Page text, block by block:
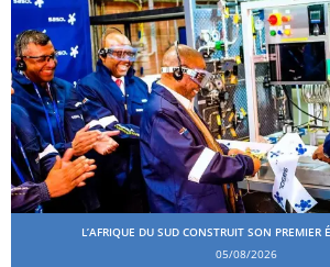
L’AFRIQUE DU SUD CONSTRUIT SON PREMIER
05/08/2026